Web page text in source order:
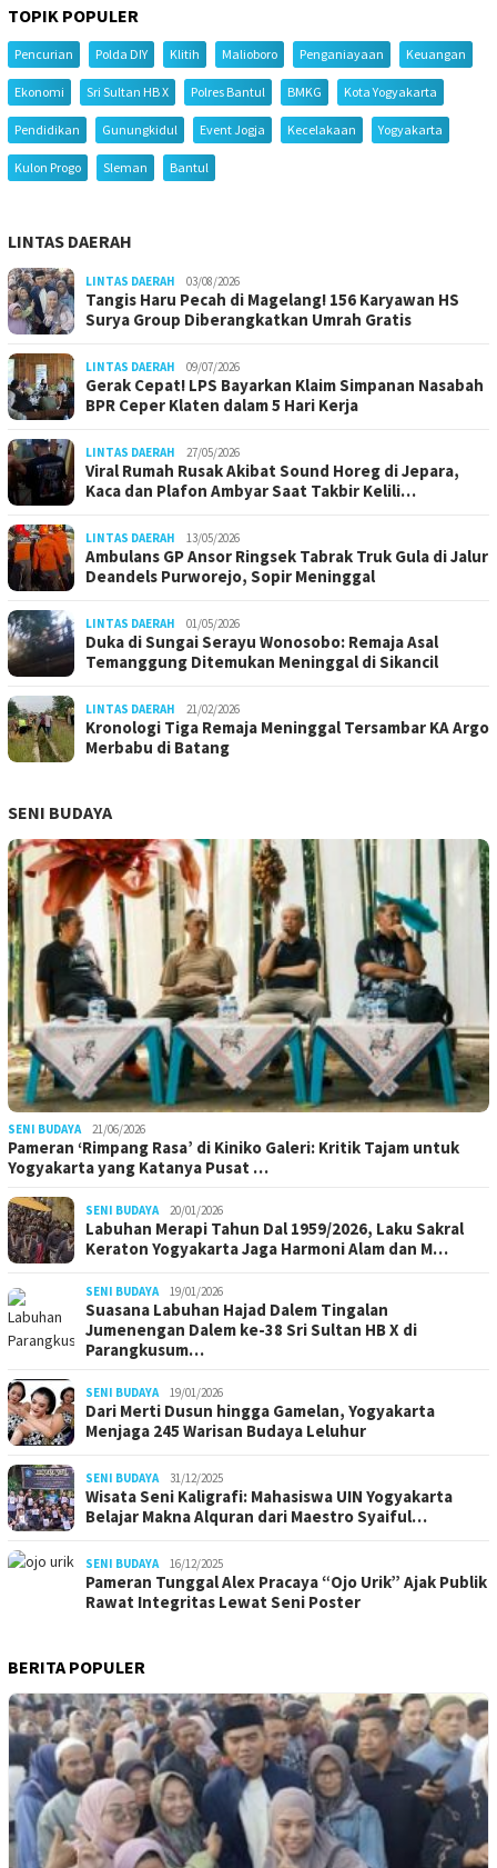
TOPIK POPULER
Pencurian Polda DIY Klitih Malioboro Penganiayaan Keuangan
Ekonomi Sri Sultan HB X Polres Bantul BMKG Kota Yogyakarta
Pendidikan Gunungkidul Event Jogja Kecelakaan Yogyakarta
Kulon Progo Sleman Bantul
LINTAS DAERAH
LINTAS DAERAH 03/08/2026
Tangis Haru Pecah di Magelang! 156 Karyawan HS
Surya Group Diberangkatkan Umrah Gratis
LINTAS DAERAH 09/07/2026
Gerak Cepat! LPS Bayarkan Klaim Simpanan Nasabah
BPR Ceper Klaten dalam 5 Hari Kerja
LINTAS DAERAH 27/05/2026
Viral Rumah Rusak Akibat Sound Horeg di Jepara,
Kaca dan Plafon Ambyar Saat Takbir Kelili…
LINTAS DAERAH 13/05/2026
Ambulans GP Ansor Ringsek Tabrak Truk Gula di Jalur
Deandels Purworejo, Sopir Meninggal
LINTAS DAERAH 01/05/2026
Duka di Sungai Serayu Wonosobo: Remaja Asal
Temanggung Ditemukan Meninggal di Sikancil
LINTAS DAERAH 21/02/2026
Kronologi Tiga Remaja Meninggal Tersambar KA Argo
Merbabu di Batang
SENI BUDAYA
SENI BUDAYA 21/06/2026
Pameran ‘Rimpang Rasa’ di Kiniko Galeri: Kritik Tajam untuk
Yogyakarta yang Katanya Pusat …
SENI BUDAYA 20/01/2026
Labuhan Merapi Tahun Dal 1959/2026, Laku Sakral
Keraton Yogyakarta Jaga Harmoni Alam dan M…
SENI BUDAYA 19/01/2026
Suasana Labuhan Hajad Dalem Tingalan
Jumenengan Dalem ke-38 Sri Sultan HB X di
Parangkusum…
SENI BUDAYA 19/01/2026
Dari Merti Dusun hingga Gamelan, Yogyakarta
Menjaga 245 Warisan Budaya Leluhur
SENI BUDAYA 31/12/2025
Wisata Seni Kaligrafi: Mahasiswa UIN Yogyakarta
Belajar Makna Alquran dari Maestro Syaiful…
SENI BUDAYA 16/12/2025
Pameran Tunggal Alex Pracaya “Ojo Urik” Ajak Publik
Rawat Integritas Lewat Seni Poster
BERITA POPULER